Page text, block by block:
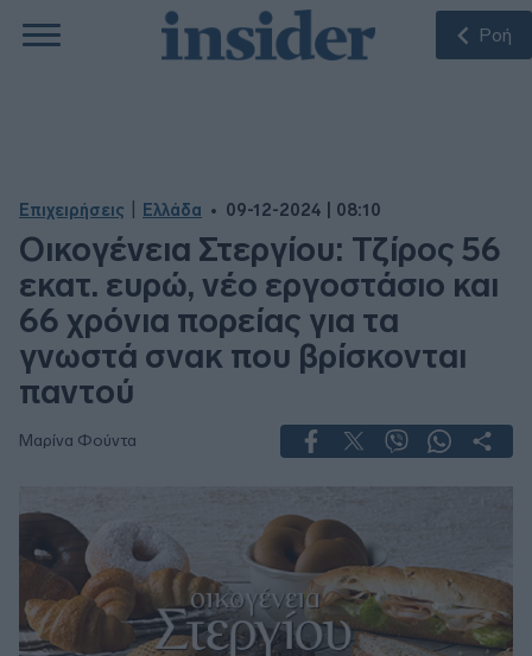
Ροή
Επιχειρήσεις Ελλάδα 09-12-2024 | 08:10
Οικογένεια Στεργίου: Τζίρος 56
εκατ. ευρώ, νέο εργοστάσιο και
66 χρόνια πορείας για τα
γνωστά σνακ που βρίσκονται
παντού
Μαρίνα Φούντα